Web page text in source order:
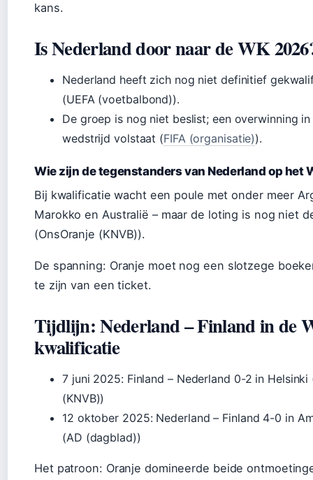
kans.
Is Nederland door naar de WK
Nederland heeft zich nog niet definitief
(UEFA (voetbalbond)).
De groep is nog niet beslist; een overwinning
wedstrijd volstaat (FIFA (organisatie)).
Wie zijn de tegenstanders van Nederland op het
Bij kwalificatie wacht een poule met onder meer
Marokko en Australië – maar de loting is nog niet
(OnsOranje (KNVB)).
De spanning: Oranje moet nog een slotzege
te zijn van een ticket.
Tijdlijn: Nederland – Finland in de
kwalificatie
7 juni 2025: Finland – Nederland 0-2 in Helsinki
(KNVB))
12 oktober 2025: Nederland – Finland 4-0 in
(AD (dagblad))
Het patroon: Oranje domineerde beide